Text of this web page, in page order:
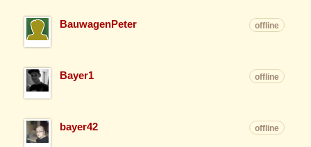
BauwagenPeter offline
Bayer1 offline
bayer42 offline